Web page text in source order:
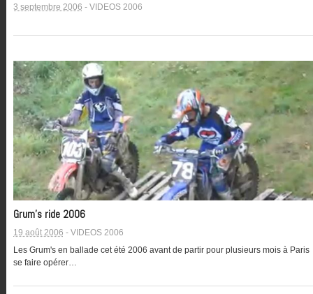
3 septembre 2006 - VIDEOS 2006
Grum’s ride 2006
19 août 2006 - VIDEOS 2006
Les Grum's en ballade cet été 2006 avant de partir pour plusieurs mois à Paris
se faire opérer…